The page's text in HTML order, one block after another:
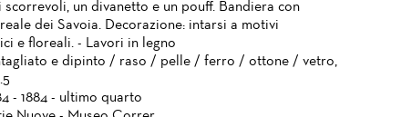
scorrevoli, un divanetto e un pouff. Bandiera con
dei Savoia. Decorazione: intarsi a motivi
e floreali. - Lavori in legno
e dipinto / raso / pelle / ferro / ottone / vetro,
- 1884 - ultimo quarto